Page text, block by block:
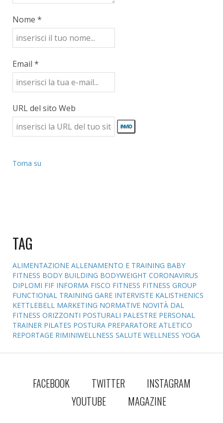
Nome *
Email *
URL del sito Web
Torna su
TAG
ALIMENTAZIONE ALLENAMENTO E TRAINING BABY
FITNESS BODY BUILDING BODYWEIGHT CORONAVIRUS
DIPLOMI FIF INFORMA FISCO FITNESS FITNESS GROUP
FUNCTIONAL TRAINING GARE INTERVISTE KALISTHENICS
KETTLEBELL MARKETING NORMATIVE NOVITÀ DAL
FITNESS ORIZZONTI POSTURALI PALESTRE PERSONAL
TRAINER PILATES POSTURA PREPARATORE ATLETICO
REPORTAGE RIMINIWELLNESS SALUTE WELLNESS YOGA
FACEBOOK TWITTER
INSTAGRAM
YOUTUBE
MAGAZINE